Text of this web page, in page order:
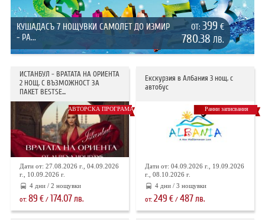
КУШАДАСЪ 7 НОЩУВКИ САМОЛЕТ ДО ИЗМИР
- РА...
ОТ: 399 €
780.38 ЛВ.
ИСТАНБУЛ - ВРАТАТА НА ОРИЕНТА
2 НОЩ. С ВЪЗМОЖНОСТ ЗА
ПАКЕТ BESTSE...
АВТОРСКА ПРОГРАМА
Дати от: 27.08.2026 г., 04.09.2026
г., 10.09.2026 г.
4 дни / 2 нощувки
от: 89 €/ 174.07лв.
Екскурзия в Албания 3 нощ. с
автобус
Ранни записвания
Дати от: 04.09.2026 г., 19.09.2026
г., 08.10.2026 г.
4 дни / 3 нощувки
от:249 € /487лв.